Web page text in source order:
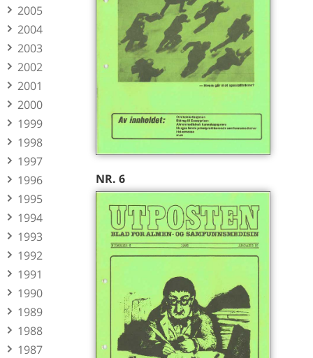
2005
2004
2003
2002
2001
2000
1999
1998
1997
1996
1995
1994
1993
1992
1991
1990
1989
1988
1987
NR. 6